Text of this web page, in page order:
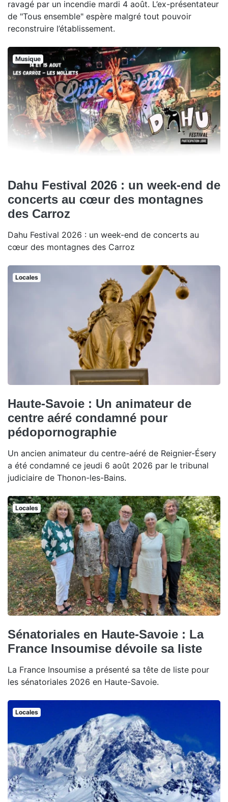
ravagé par un incendie mardi 4 août. L’ex-présentateur
de "Tous ensemble" espère malgré tout pouvoir
reconstruire l’établissement.
Musique
Dahu Festival 2026 : un week-end de
concerts au cœur des montagnes
des Carroz
Dahu Festival 2026 : un week-end de concerts au
cœur des montagnes des Carroz
Locales
Haute-Savoie : Un animateur de
centre aéré condamné pour
pédopornographie
Un ancien animateur du centre-aéré de Reignier-Ésery
a été condamné ce jeudi 6 août 2026 par le tribunal
judiciaire de Thonon-les-Bains.
Locales
Sénatoriales en Haute-Savoie : La
France Insoumise dévoile sa liste
La France Insoumise a présenté sa tête de liste pour
les sénatoriales 2026 en Haute-Savoie.
Locales